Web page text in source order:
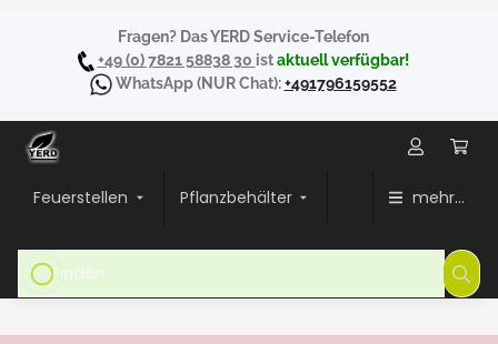
Fragen? Das YERD Service-Telefon
+49 (0) 7821 58838 30 istaktuell verfügbar!
WhatsApp(NUR Chat):+491796159552
Feuerstellen Pflanzbehälter mehr...